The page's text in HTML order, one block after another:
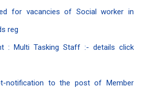
for vacancies of Social worker in
reg
: Multi Tasking Staff :- details click
notification to the post of Member